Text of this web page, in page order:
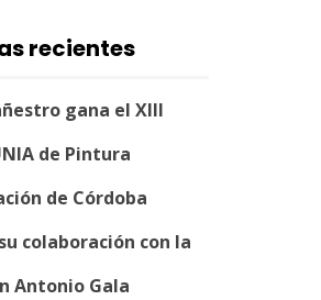
recientes
gana el XIII
de Pintura
de Córdoba
colaboración con la
Antonio Gala